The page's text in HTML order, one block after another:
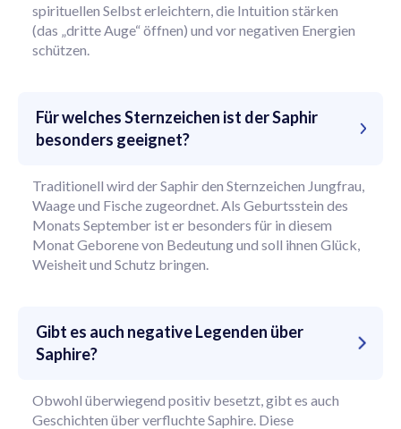
spirituellen Selbst erleichtern, die Intuition stärken
(das „dritte Auge“ öffnen) und vor negativen Energien
schützen.
Für welches Sternzeichen ist der Saphir
besonders geeignet?
Traditionell wird der Saphir den Sternzeichen Jungfrau,
Waage und Fische zugeordnet. Als Geburtsstein des
Monats September ist er besonders für in diesem
Monat Geborene von Bedeutung und soll ihnen Glück,
Weisheit und Schutz bringen.
Gibt es auch negative Legenden über
Saphire?
Obwohl überwiegend positiv besetzt, gibt es auch
Geschichten über verfluchte Saphire. Diese